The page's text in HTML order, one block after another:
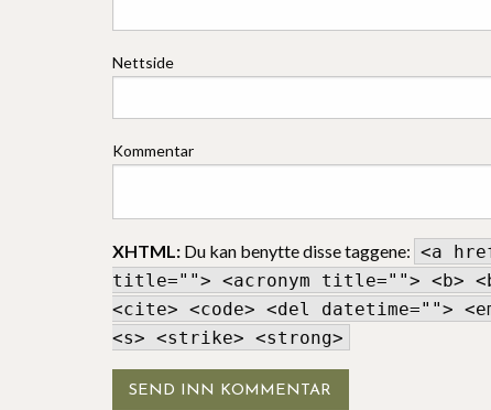
Nettside
Kommentar
XHTML: Du kan benytte disse taggene: <a
title=""> <acronym title=""> <b>
<cite> <code> <del datetime="">
<s> <strike> <strong>